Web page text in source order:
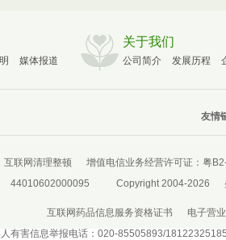
媒体报道
关于我们
公司简介 发展历程
友情
互联网清理整顿 增值电信业务经营许可证： 粤
44010602000095
Copyright 2004-2026
互联网药品信息服务资格证书
电子营
有害信息举报电话：020-85505893/